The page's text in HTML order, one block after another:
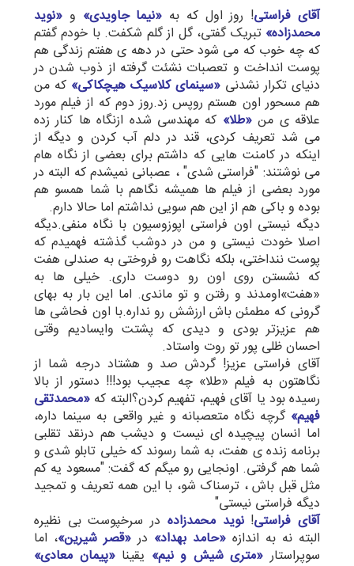
آقای فراستی! روز اول که به «نیما جاویدی» و «نوید
محمدزاده» تبریک گفتی، گل از گلم شکفت. با خودم گفتم
که چه خوب که می شود حتی در دهه ی هفتم زندگی هم
پوست انداخت و تعصبات نشئت گرفته از ذوب شدن در
دنیای تکرار نشدنی «سینمای کلاسیک هیچکاکی» که من
هم مسحور اون هستم روپس زد.روز دوم که از فیلم مورد
علاقه ی من«طلا» که مهندسی شده ازنگاه ها کنار زده
می شد تعریف کردی، قند در دلم آب کردن و دیگه از
اینکه در کامنت هایی که داشتم برای بعضی از نگاه هام
می نوشتند: "فراستی شدی" ، عصبانی نمیشدم که البته در
مورد بعضی از فیلم ها همیشه نگاهم با شما همسو هم
بوده و باکی هم از این هم سویی نداشتم اما حالا دارم.
دیگه نیستی اون فراستی اپوزوسیون با نگاه منفی.دیگه
اصلا خودت نیستی و من در دوشب گذشته فهمیدم که
پوست ننداختی، بلکه نگاهت رو فروختی به صندلی هفت
که نشستن روی اون رو دوست داری. خیلی ها به
«هفت»اومدند و رفتن و تو ماندی. اما این بار به بهای
گرونی که مطمئن باش ارزشش رو نداره.با اون فحاشی ها
هم عزیزتر بودی و دیدی که پشتت وایسادیم وقتی
احسان ظلی پور تو روت واستاد.
آقای فراستی عزیز! گردش صد و هشتاد درجه شما از
نگاهتون به فیلم «طلا» چه عجیب بود!!! دستور از بالا
رسیده بود یا آقای فهیم، تفهیم کردن؟البته که «محمدتقی
فهیم» گرچه نگاه متعصبانه و غیر واقعی به سینما داره،
اما انسان پیچیده ای نیست و دیشب هم درنقد تقلبی
برنامه زنده ی هفت، به شما رسوند که خیلی تابلو شدی و
شما هم گرفتی. اونجایی رو میگم که گفت: "مسعود یه کم
مثل قبل باش ، ترسناک شو، با این همه تعریف و تمجید
دیگه فراستی نیستی"
آقای فراستی!نوید محمدزاده در سرخپوست بی نظیره
البته نه به اندازه «حامد بهداد» در«قصر شیرین»، اما
سوپراستار «متری شیش و نیم» یقینا«پیمان معادی»